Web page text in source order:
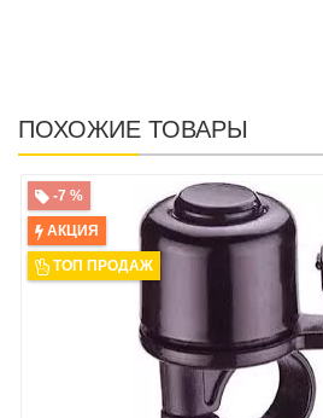
ПОХОЖИЕ ТОВАРЫ
-7 %
АКЦИЯ
ТОП ПРОДАЖ